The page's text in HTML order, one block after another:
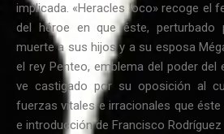
implicada. «Heracles loco» recoge el
del héroe en que éste,
muerte a sus hijos y a su esposa
el rey Penteo, emblema del poder
ve castigado por su oposición al
fuerzas vitales e irracionales que éste
e introducción de Francisco